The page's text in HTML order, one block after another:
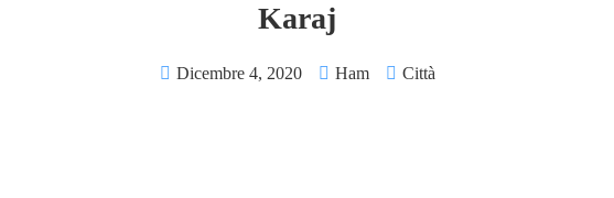
Karaj
Dicembre 4, 2020 Ham Città